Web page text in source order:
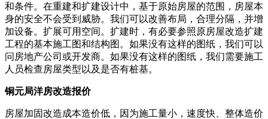
和条件。在重建和扩建设计中，基于原始房屋的范围，房屋本
身的安全不会受到威胁。我们可以改善布局，合理分隔，并增
加设备。扩展可用空间。扩建时，有必要参照原房屋改造扩建
工程的基本施工图和结构图。如果没有这样的图纸，我们可以
问房地产公司或开发商。如果没有这样的图纸，我们需要施工
人员检查房屋类型以及是否有桩基。
铜元局洋房改造报价
房屋加固改造成本造价低，因为施工量小，速度快、整体造价